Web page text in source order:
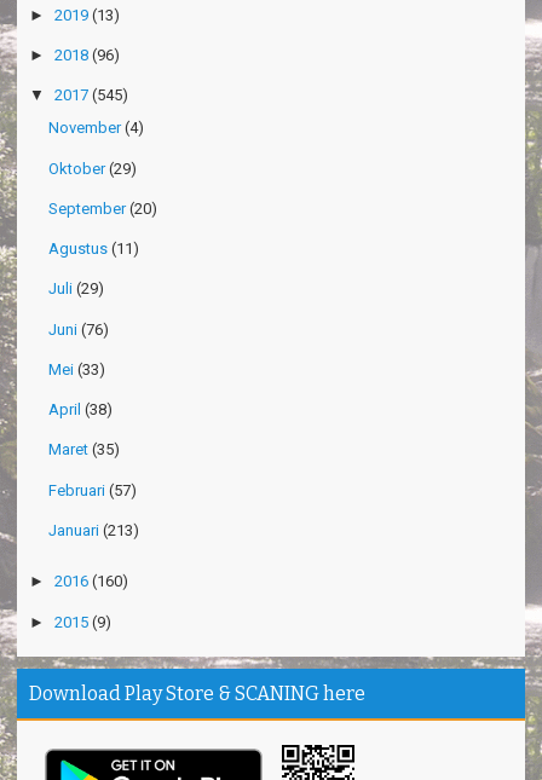
► 2019 (13)
► 2018 (96)
▼ 2017 (545)
November(4)
Oktober(29)
September(20)
Agustus (11)
Juli (29)
Juni (76)
Mei (33)
April (38)
Maret (35)
Februari (57)
Januari (213)
► 2016 (160)
► 2015 (9)
Download Play Store & SCANING here